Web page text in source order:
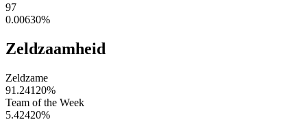
97
0.00630%
Zeldzaamheid
Zeldzame
91.24120%
Team of the Week
5.42420%